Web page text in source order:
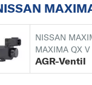
NISSAN
MAXIMA QX
AGR-Ventil